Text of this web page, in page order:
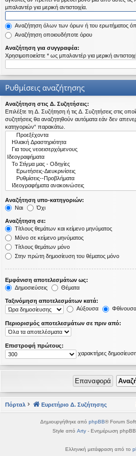
εις
μπαλαντέρ για μερική αντιστοιχία.
Αναζήτηση όλων των όρων ή του ερωτήματος
Αναζήτηση οποιουδήποτε όρου
Αναζήτηση για συγγραφέα:
Χρησιμοποιείστε * ως μπαλαντέρ για μερική
Ρυθμίσεις αναζήτησης
Αναζήτηση στις Δ. Συζητήσεις:
Επιλέξτε τη Δ. Συζήτηση ή τις Δ. Συζητήσεις στις
συζητήσεις θα αναζητηθούν αυτόματα εάν δεν
κατηγοριών“ παρακάτω.
Αναζήτηση υπο-κατηγοριών:
Ναι
Όχι
Αναζήτηση σε:
Τίτλους θεμάτων και κείμενο μηνύματος
Μόνο σε κείμενο μηνύματος
Τίτλους θεμάτων μόνο
Στην πρώτη δημοσίευση του θέματος μόνο
Εμφάνιση αποτελεσμάτων ως:
Δημοσιεύσεις
Θέματα
Ταξινόμηση αποτελεσμάτων κατά:
Αύξουσα
Φθίνουσα
Περιορισμός αποτελεσμάτων σε πριν από:
Επιστροφή πρώτους:
χαρακτήρες
Πόρταλ Ευρετήριο Δ. Συζήτησης
Δημιουργήθηκε από phpBB® Forum
Style από Arty- Ενημέρωση
Ελληνική μετάφραση από το